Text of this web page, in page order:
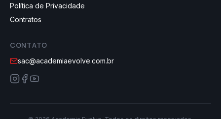
Política de Privacidade
Contratos
CONTATO
sac@academiaevolve.com.br